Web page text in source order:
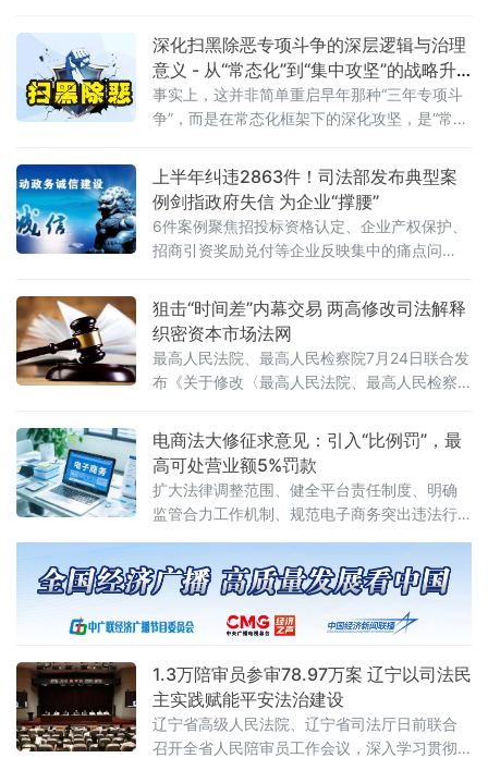
深化扫黑除恶专项斗争的深层逻辑与治理
意义 - 从“常态化”到“集中攻坚”的战略升
级
事实上，这并非简单重启早年那种“三年专项斗
争”，而是在常态化框架下的深化攻坚，是“常态
强调要严格依法办事、坚持实事求是，做到“是
黑恶一个不漏、不是黑恶一个不凑”
上半年纠违2863件！司法部发布典型案
例剑指政府失信 为企业“撑腰”
6件案例聚焦招投标资格认定、企业产权保护、
招商引资奖励兑付等企业反映集中的痛点问
不当行为“亮剑”，为纵深推进全国统一大市场建
设提供了坚实的法治保障。数据显示，2026年1
至6月，全国各级行政复议机构依法履行监督职
狙击“时间差”内幕交易 两高修改司法解释
织密资本市场法网
最高人民法院、最高人民检察院7月24日联合发
布《关于修改〈最高人民法院、最高人民检察
具体应用法律若干问题的解释〉的决定》（法
释〔2026〕13号）。修改决定已分别经最高人
民法院审判委员会第1961次会议、最高人民检
察院第十四届检察委员会第七十五次会议通
过，自2026年7月27日起施行。此次修改距
2012年《关于办理内幕交易、泄
电商法大修征求意见：引入“比例罚”，最
高可处营业额5%罚款
扩大法律调整范围、健全平台责任制度、明确
监管合力工作机制、规范电子商务突出违法行
1.3万陪审员参审78.97万案 辽宁以司法民
主实践赋能平安法治建设
辽宁省高级人民法院、辽宁省司法厅日前联合
召开全省人民陪审员工作会议，深入学习贯彻